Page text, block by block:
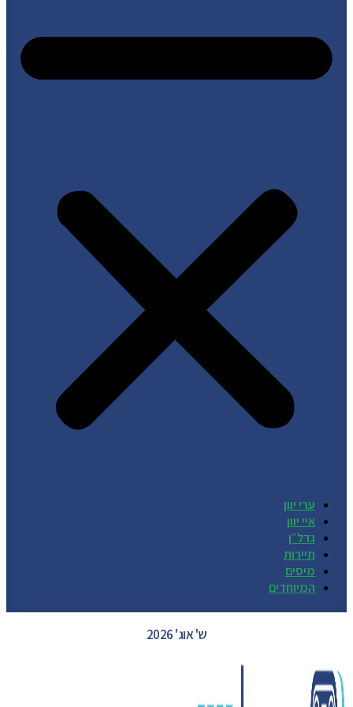
ערי יוון
איי יוון
נדל״ן
תיירות
מיסים
המיוחדים
ש' אוג' 2026